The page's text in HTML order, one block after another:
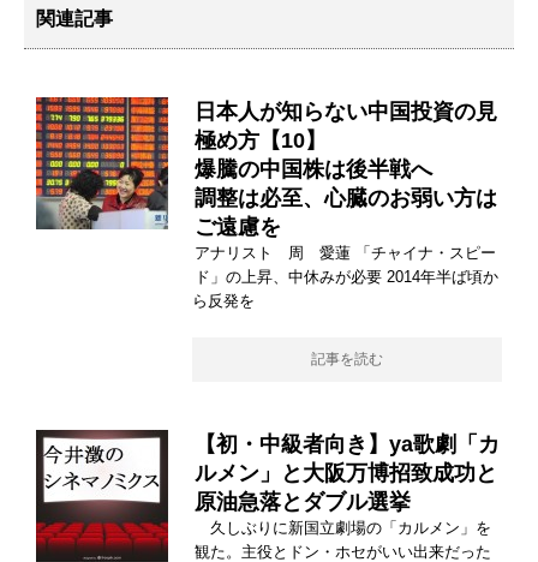
関連記事
日本人が知らない中国投資の見
極め方【10】
爆騰の中国株は後半戦へ
調整は必至、心臓のお弱い方は
ご遠慮を
アナリスト 周 愛蓮 「チャイナ・スピー
ド」の上昇、中休みが必要 2014年半ば頃か
ら反発を
記事を読む
【初・中級者向き】ya歌劇「カ
ルメン」と大阪万博招致成功と
原油急落とダブル選挙
久しぶりに新国立劇場の「カルメン」を
観た。主役とドン・ホセがいい出来だった